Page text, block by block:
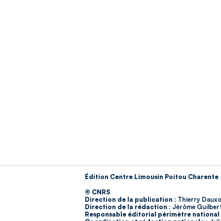
Édition Centre Limousin Poitou Charente
© CNRS
Direction de la publication : Thierry
Direction de la rédaction : Jérôme
Responsable éditorial périmètre national